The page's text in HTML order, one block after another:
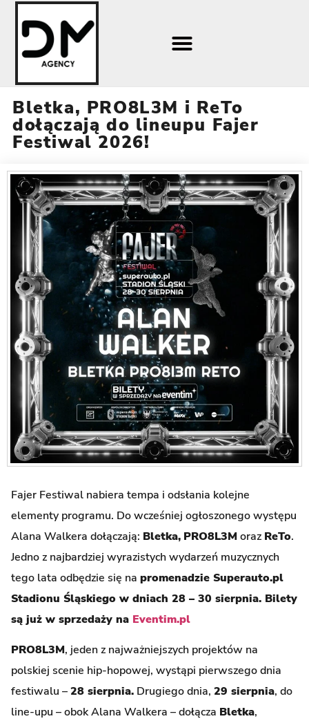
Bletka, PRO8L3M i ReTo
dołączają do lineupu Fajer
Festiwal 2026!
Fajer Festiwal nabiera tempa i odsłania kolejne
elementy programu. Do wcześniej ogłoszonego występu
Alana Walkera dołączają: Bletka, PRO8L3M oraz ReTo.
Jedno z najbardziej wyrazistych wydarzeń muzycznych
tego lata odbędzie się na promenadzie Superauto.pl
Stadionu Śląskiego w dniach 28 – 30 sierpnia. Bilety
są już w sprzedaży na Eventim.pl
PRO8L3M, jeden z najważniejszych projektów na
polskiej scenie hip-hopowej, wystąpi pierwszego dnia
festiwalu –28 sierpnia. Drugiego dnia, 29 sierpnia, do
line-upu – obok Alana Walkera – dołącza Bletka,